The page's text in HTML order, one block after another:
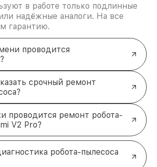
в работе только подлинные
надёжные аналоги. На все
гарантию.
проводится
срочный ремонт
проводится ремонт робота-
V2 Pro?
робота-пылесоса